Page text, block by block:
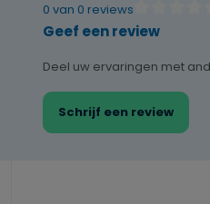
0 van 0 reviews
Gemiddelde
Geef een review
Deel uw ervaringen met
Schrijf een review